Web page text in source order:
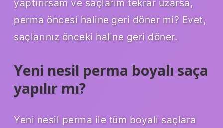
yaptırırsam ve saçlarım tekrar uzarsa,
perma öncesi haline geri döner mi? Evet,
saçlarınız önceki haline geri döner.
Yeni nesil perma boyalı saça
yapılır mı?
Yeni nesil perma ile tüm boyalı saçlara